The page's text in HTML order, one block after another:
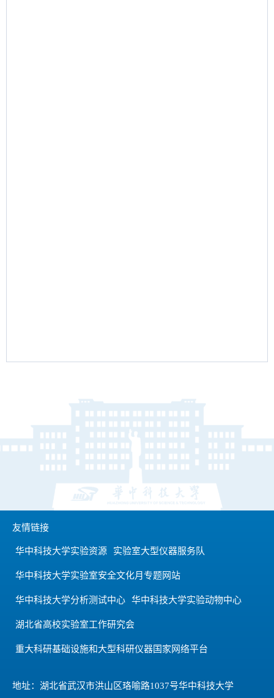
友情链接
华中科技大学实验资源 实验室大型仪器服务队
华中科技大学实验室安全文化月专题网站
华中科技大学分析测试中心 华中科技大学实验动物中心
湖北省高校实验室工作研究会
重大科研基础设施和大型科研仪器国家网络平台
地址：湖北省武汉市洪山区珞喻路1037号华中科技大学